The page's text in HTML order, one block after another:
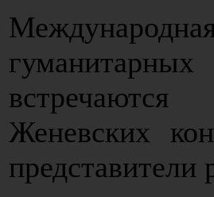
встречаются
Женевских